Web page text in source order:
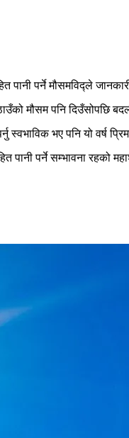
पर्ने मौसमविद्ले
मौसम पनि दिउँसोपछि
स्वभाविक भए पनि यो वर्ष
पर्ने सम्भावना रहको